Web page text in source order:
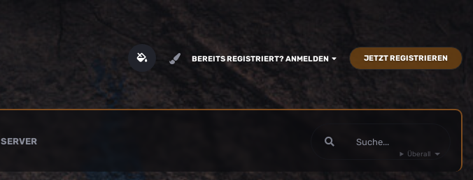
BEREITS REGISTRIERT? ANMELDEN JETZT REGISTRIEREN
SERVER
Überall